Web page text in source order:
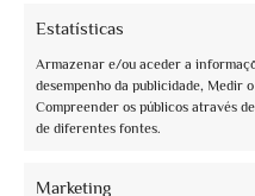
Estatísticas
Armazenar e/ou aceder a
desempenho da publicidade, Medir
Compreender os públicos através
de diferentes fontes.
Marketing
Book now
Visite guidate Natale Assisi 2021